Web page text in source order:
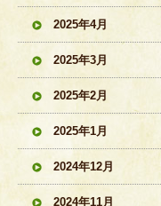
2025年4月
2025年3月
2025年2月
2025年1月
2024年12月
2024年11月